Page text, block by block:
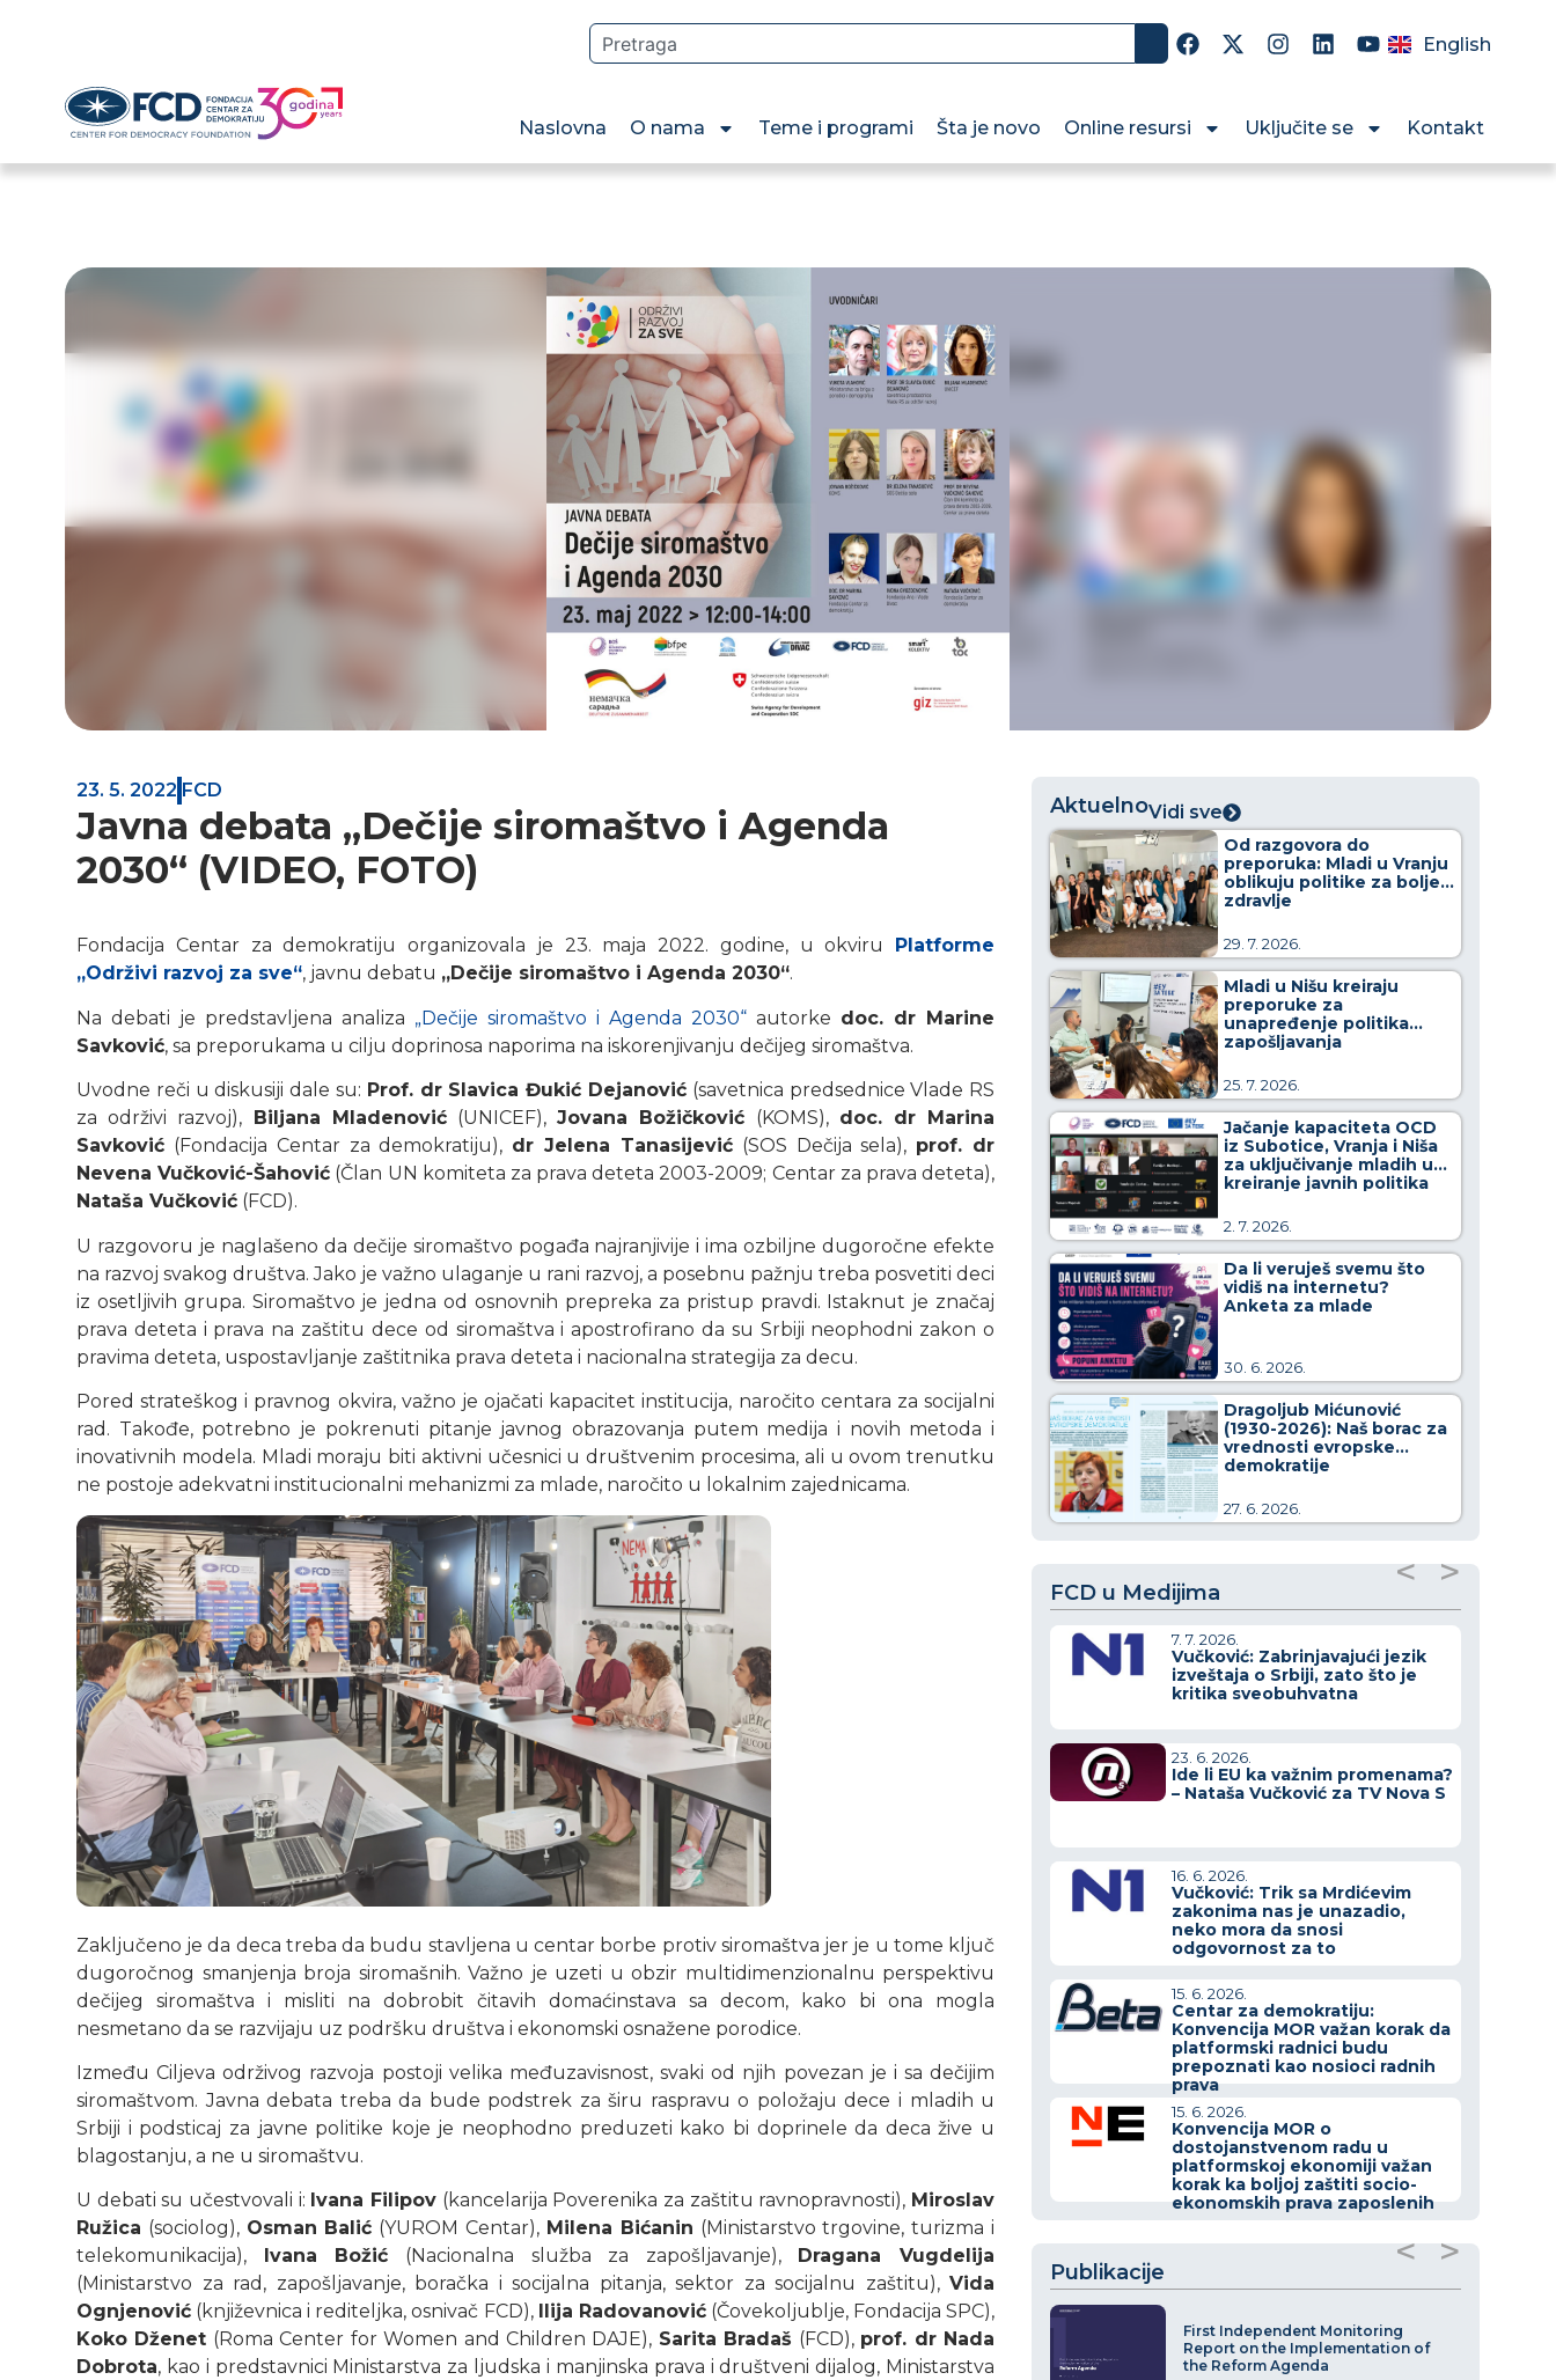
English
Naslovna O nama Teme i programi Šta je novo Online resursi Uključite se Kontakt
23. 5. 2022 FCD
Javna debata „Dečije siromaštvo i Agenda
2030“ (VIDEO, FOTO)
Fondacija Centar za demokratiju organizovala je 23. maja 2022. godine, u okviru
Platforme
„Održivi razvoj za sve“, javnu debatu „Dečije siromaštvo i Agenda 2030“.
Na debati je predstavljena analiza „Dečije siromaštvo i Agenda 2030“ autorke doc. dr Marine
Savković, sa preporukama u cilju doprinosa naporima na iskorenjivanju dečijeg siromaštva.
Uvodne reči u diskusiji dale su: Prof. dr Slavica Đukić Dejanović(savetnica predsednice Vlade RS
za održivi razvoj), Biljana Mladenović(UNICEF),Jovana Božičković (KOMS), doc. dr Marina
Savković (Fondacija Centar za demokratiju), dr Jelena Tanasijević(SOS Dečija sela), prof. dr
Nevena Vučković-Šahović (Član UN komiteta za prava deteta 2003-2009; Centar za prava deteta),
Nataša Vučković (FCD).
U razgovoru je naglašeno da dečije siromaštvo pogađa najranjivije i ima ozbiljne dugoročne efekte
na razvoj svakog društva. Jako je važno ulaganje u rani razvoj, a posebnu pažnju treba posvetiti deci
iz osetljivih grupa. Siromaštvo je jedna od osnovnih prepreka za pristup pravdi. Istaknut je značaj
prava deteta i prava na zaštitu dece od siromaštva i apostrofirano da su Srbiji neophodni zakon o
pravima deteta, uspostavljanje zaštitnika prava deteta i nacionalna strategija za decu.
Pored strateškog i pravnog okvira, važno je ojačati kapacitet institucija, naročito centara za socijalni
rad. Takođe, potrebno je pokrenuti pitanje javnog obrazovanja putem medija i novih metoda i
inovativnih modela. Mladi moraju biti aktivni učesnici u društvenim procesima, ali u ovom trenutku
ne postoje adekvatni institucionalni mehanizmi za mlade, naročito u lokalnim zajednicama.
Zaključeno je da deca treba da budu stavljena u centar borbe protiv siromaštva jer je u tome ključ
dugoročnog smanjenja broja siromašnih. Važno je uzeti u obzir multidimenzionalnu perspektivu
dečijeg siromaštva i misliti na dobrobit čitavih domaćinstava sa decom, kako bi ona mogla
nesmetano da se razvijaju uz podršku društva i ekonomski osnažene porodice.
Između Ciljeva održivog razvoja postoji velika međuzavisnost, svaki od njih povezan je i sa dečijim
siromaštvom. Javna debata treba da bude podstrek za širu raspravu o položaju dece i mladih u
Srbiji i podsticaj za javne politike koje je neophodno preduzeti kako bi doprinele da deca žive u
blagostanju, a ne u siromaštvu.
U debati su učestvovali i: Ivana Filipov (kancelarija Poverenika za zaštitu ravnopravnosti), Miroslav
Ružica (sociolog), Osman Balić (YUROM Centar), Milena Bićanin (Ministarstvo trgovine, turizma i
telekomunikacija),
Ivana Božić (Nacionalna služba za zapošljavanje),
Dragana Vugdelija
(Ministarstvo za rad, zapošljavanje, boračka i socijalna pitanja, sektor za socijalnu zaštitu),Vida
Ognjenović (književnica i rediteljka, osnivač FCD), Ilija Radovanović(Čovekoljublje, Fondacija SPC),
Koko Dženet (Roma Center for Women and Children DAJE), Sarita Bradaš (FCD), prof. dr Nada
Dobrota, kao i predstavnici Ministarstva za ljudska i manjinska prava i društveni dijalog, Ministarstva
AktuelnoVidi sve
Od razgovora do
preporuka: Mladi u Vranju
oblikuju politike za bolje
zdravlje
29. 7. 2026.
Mladi u Nišu kreiraju
preporuke za
unapređenje politika
zapošljavanja
25. 7. 2026.
Jačanje kapaciteta OCD
iz Subotice, Vranja i Niša
za uključivanje mladih u
kreiranje javnih politika
2. 7. 2026.
Da li veruješ svemu što
vidiš na internetu?
Anketa za mlade
30. 6. 2026.
Dragoljub Mićunović
(1930-2026): Naš borac za
vrednosti evropske
demokratije
27. 6. 2026.
FCD u Medijima
7. 7. 2026.
Vučković: Zabrinjavajući jezik
izveštaja o Srbiji, zato što je
kritika sveobuhvatna
23. 6. 2026.
Ide li EU ka važnim promenama?
– Nataša Vučković za TV Nova S
16. 6. 2026.
Vučković: Trik sa Mrdićevim
zakonima nas je unazadio,
neko mora da snosi
odgovornost za to
15. 6. 2026.
Centar za demokratiju:
Konvencija MOR važan korak da
platformski radnici budu
prepoznati kao nosioci radnih
prava
15. 6. 2026.
Konvencija MOR o
dostojanstvenom radu u
platformskoj ekonomiji važan
korak ka boljoj zaštiti socio-
ekonomskih prava zaposlenih
< >
Publikacije
First Independent Monitoring
Report on the Implementation of
the Reform Agenda
< >